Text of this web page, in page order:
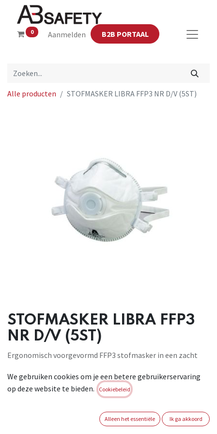
0 Aanmelden B2B PORTAAL
Alle producten STOFMASKER LIBRA FFP3 NR D/V (5ST)
STOFMASKER LIBRA FFP3
NR D/V (5ST)
Ergonomisch voorgevormd FFP3 stofmasker in een zacht
neuskussentje dat de vorm van het gelaat aanneemt. Het
uitademventiel
vochtigheidsgraad in het masker. Ideaal voor volgende
We gebruiken cookies om je een betere gebruikerservaring
op deze website te bieden.
Cookiebeleid
Alleen het essentiële Ik ga akkoord